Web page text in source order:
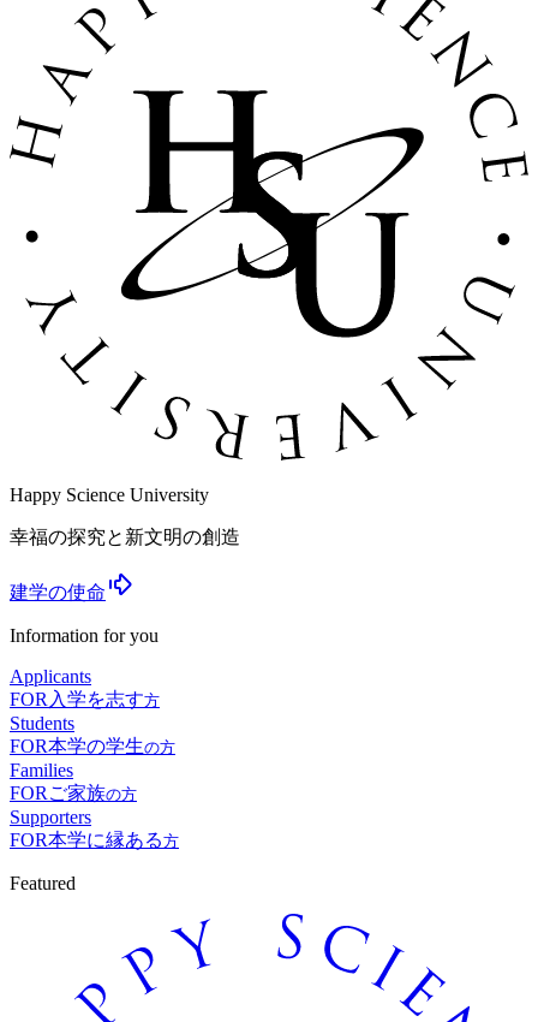
Happy Science University
幸福の探究と新文明の創造
建学の使命
Information for you
Applicants
FOR 入学を志す方
Students
FOR本学の学生の方
Families
FOR ご家族の方
Supporters
FOR本学に縁ある方
Featured